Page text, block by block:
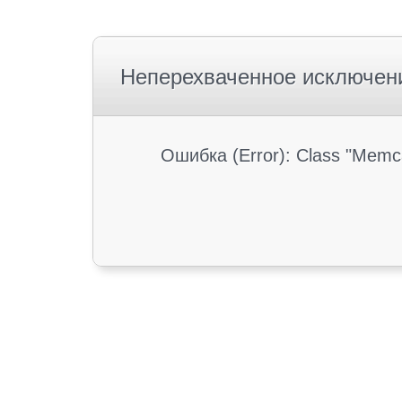
Неперехваченное
Ошибка (Error): Class